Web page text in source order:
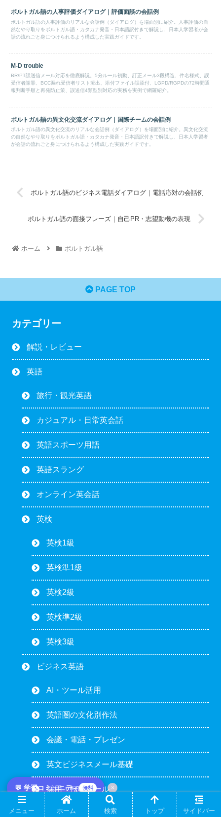
💬 学習コミュニティ 無料 ×
ポルトガル語の人事評価ダイアログ｜評価面談の会話例
ポルトガル語の人事評価のリアルな会話例（ダイアログ）を場面別に紹介。人事評価の自
然なやり取りをポルトガル語・カタカナ発音・日本語訳付きで解説し、日本人学習者が会
話の流れごと身につけられるよう構成した実践ガイドです。
M-D trouble
BR/PT誤送信メール対応を徹底解説。5分ルール初動、訂正メール3段構造、件名様式、誤
受信者謝罪、BCC漏れ受信者リスト流出、添付ファイル誤添付、LGPD/RGPDの72時間通
報判断手順と再発防止策、誤送信4類型別対応の実務を実例で網羅紹介。
ポルトガル語の異文化交流ダイアログ｜国際チームの会話例
ポルトガル語の異文化交流のリアルな会話例（ダイアログ）を場面別に紹介。異文化交流
の自然なやり取りをポルトガル語・カタカナ発音・日本語訳付きで解説し、日本人学習者
が会話の流れごと身につけられるよう構成した実践ガイドです。
ポルトガル語のビジネス電話ダイアログ｜電話応対の会話例
ポルトガル語の面接フレーズ｜自己PR・志望動機の表現
ホーム ポルトガル語
PAGE TOP
カテゴリー
解説・レビュー
英語
旅行・観光英語
カジュアル・日常英会話
英語スポーツ用語
英語スラング
オンライン英会話
英検
英検1級
英検準1級
英検2級
英検準2級
英検3級
ビジネス英語
AI・ツール活用
英語圏の文化別作法
会議・電話・プレゼン
英文ビジネスメール基礎
採用・転職メール
営業・セールスメール
メニュー ホーム 検索 トップ サイドバー